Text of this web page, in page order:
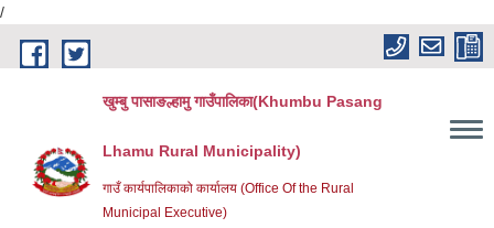
/
Skip to main content
खुम्बु पासाङल्हामु गाउँपालिका(Khumbu Pasang
Lhamu Rural Municipality)
गाउँ कार्यपालिकाको कार्यालय (Office Of the Rural
Municipal Executive)